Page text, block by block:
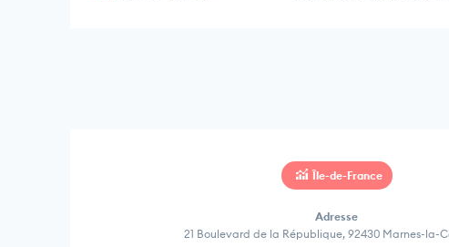
Île-de-France
Adresse
21 Boulevard de la République, 92430 Marnes-la-